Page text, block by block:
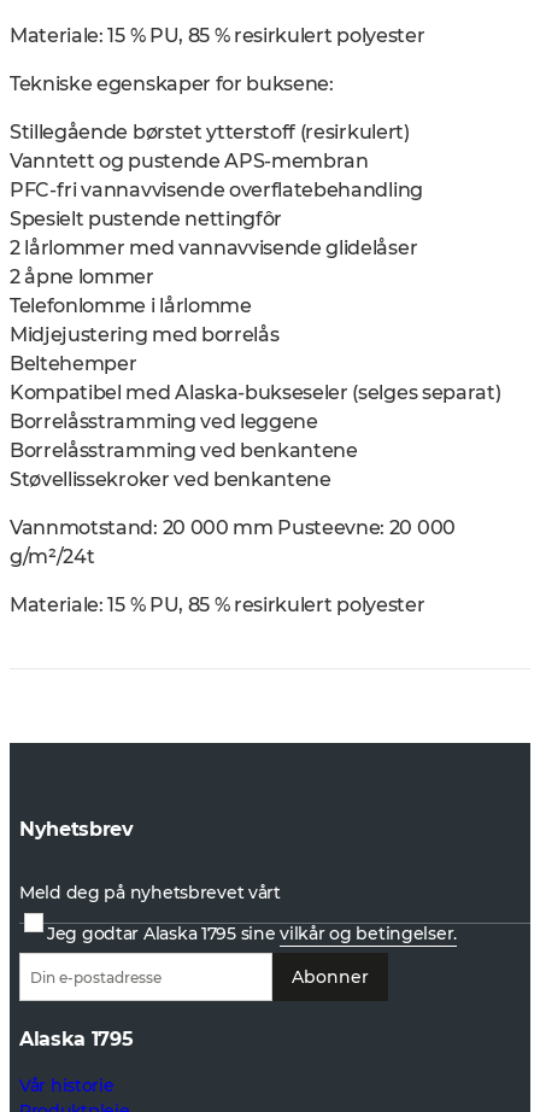
Materiale: 15 % PU, 85 % resirkulert polyester
Tekniske egenskaper for buksene:
Stillegående børstet ytterstoff (resirkulert)
Vanntett og pustende APS-membran
PFC-fri vannavvisende overflatebehandling
Spesielt pustende nettingfôr
2 lårlommer med vannavvisende glidelåser
2 åpne lommer
Telefonlomme i lårlomme
Midjejustering med borrelås
Beltehemper
Kompatibel med Alaska-bukseseler (selges separat)
Borrelåsstramming ved leggene
Borrelåsstramming ved benkantene
Støvellissekroker ved benkantene
Vannmotstand: 20 000 mm Pusteevne: 20 000
g/m²/24t
Materiale: 15 % PU, 85 % resirkulert polyester
Nyhetsbrev
Meld deg på nyhetsbrevet vårt
Jeg godtar Alaska 1795 sinevilkår og betingelser.
Abonner
Alaska 1795
Vår historie